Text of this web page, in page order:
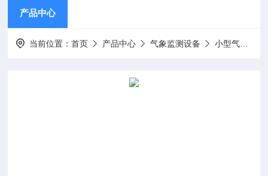
产品中心
当前位置：首页 产品中心 气象监测设备 小型气象站